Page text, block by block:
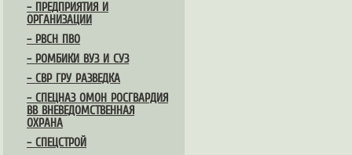
– ПРЕДПРИЯТИЯ И
ОРГАНИЗАЦИИ
– РВСН ПВО
– РОМБИКИ ВУЗ И СУЗ
– СВР ГРУ РАЗВЕДКА
– СПЕЦНАЗ ОМОН РОСГВАРДИЯ
ВВ ВНЕВЕДОМСТВЕННАЯ
ОХРАНА
– СПЕЦСТРОЙ